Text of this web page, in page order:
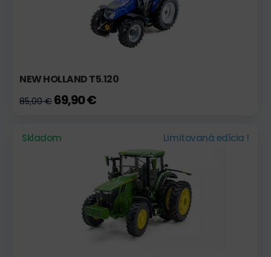
NEW HOLLAND T5.120
85,00 € 69,90 €
Skladom Limitovaná edícia !